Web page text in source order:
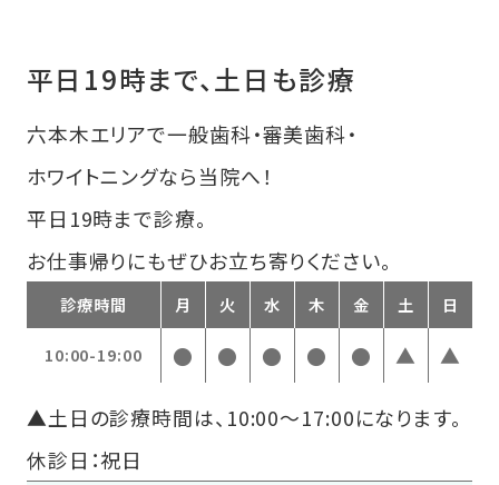
平日19時まで、土日も診療
六本木エリアで一般歯科・審美歯科・
ホワイトニングなら当院へ！
平日19時まで診療。
お仕事帰りにもぜひお立ち寄りください。
診療時間 月 火 水 木 金 土 日
10:00-19:00 ● ● ● ● ● ▲ ▲
▲土日の診療時間は、10:00～17:00になります。
休診日：祝日